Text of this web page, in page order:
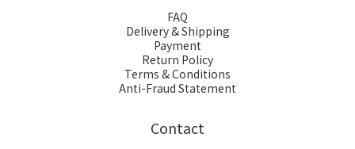
FAQ
Delivery & Shipping
Payment
Return Policy
Terms & Conditions
Anti-Fraud Statement
Contact